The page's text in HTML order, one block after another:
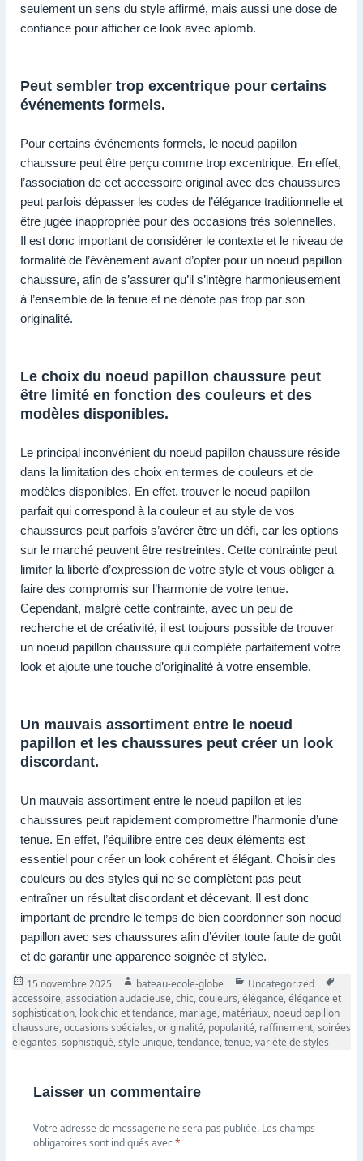
seulement un sens du style affirmé, mais aussi une dose de
confiance pour afficher ce look avec aplomb.
Peut sembler trop excentrique pour certains
événements formels.
Pour certains événements formels, le noeud papillon
chaussure peut être perçu comme trop excentrique. En effet,
l’association de cet accessoire original avec des chaussures
peut parfois dépasser les codes de l’élégance traditionnelle et
être jugée inappropriée pour des occasions très solennelles.
Il est donc important de considérer le contexte et le niveau de
formalité de l’événement avant d’opter pour un noeud papillon
chaussure, afin de s’assurer qu’il s’intègre harmonieusement
à l’ensemble de la tenue et ne dénote pas trop par son
originalité.
Le choix du noeud papillon chaussure peut
être limité en fonction des couleurs et des
modèles disponibles.
Le principal inconvénient du noeud papillon chaussure réside
dans la limitation des choix en termes de couleurs et de
modèles disponibles. En effet, trouver le noeud papillon
parfait qui correspond à la couleur et au style de vos
chaussures peut parfois s’avérer être un défi, car les options
sur le marché peuvent être restreintes. Cette contrainte peut
limiter la liberté d’expression de votre style et vous obliger à
faire des compromis sur l’harmonie de votre tenue.
Cependant, malgré cette contrainte, avec un peu de
recherche et de créativité, il est toujours possible de trouver
un noeud papillon chaussure qui complète parfaitement votre
look et ajoute une touche d’originalité à votre ensemble.
Un mauvais assortiment entre le noeud
papillon et les chaussures peut créer un look
discordant.
Un mauvais assortiment entre le noeud papillon et les
chaussures peut rapidement compromettre l’harmonie d’une
tenue. En effet, l’équilibre entre ces deux éléments est
essentiel pour créer un look cohérent et élégant. Choisir des
couleurs ou des styles qui ne se complètent pas peut
entraîner un résultat discordant et décevant. Il est donc
important de prendre le temps de bien coordonner son noeud
papillon avec ses chaussures afin d’éviter toute faute de goût
et de garantir une apparence soignée et stylée.
Publié
le
15 novembre 2025 Auteur
bateau-ecole-globe Catégories
Uncategorized
accessoire,association audacieuse,chic,couleurs,élégance,élégance et
sophistication, look chic et tendance, mariage, matériaux, noeud papillon
chaussure,occasions spéciales,originalité, popularité, raffinement,soirées
élégantes,sophistiqué,style unique,tendance,tenue,variété de styles
Laisser un commentaire
Votre adresse de messagerie ne sera pas publiée. Les champs
obligatoires sont indiqués avec*